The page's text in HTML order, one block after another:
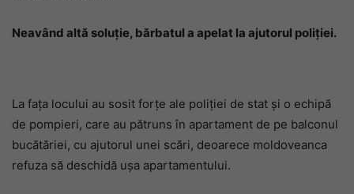
Neavând altă soluție, bărbatul a apelat la ajutorul poliției.
La fața locului au sosit forțe ale poliției de stat și o echipă
de pompieri, care au pătruns în apartament de pe balconul
bucătăriei, cu ajutorul unei scări, deoarece moldoveanca
refuza să deschidă ușa apartamentului.